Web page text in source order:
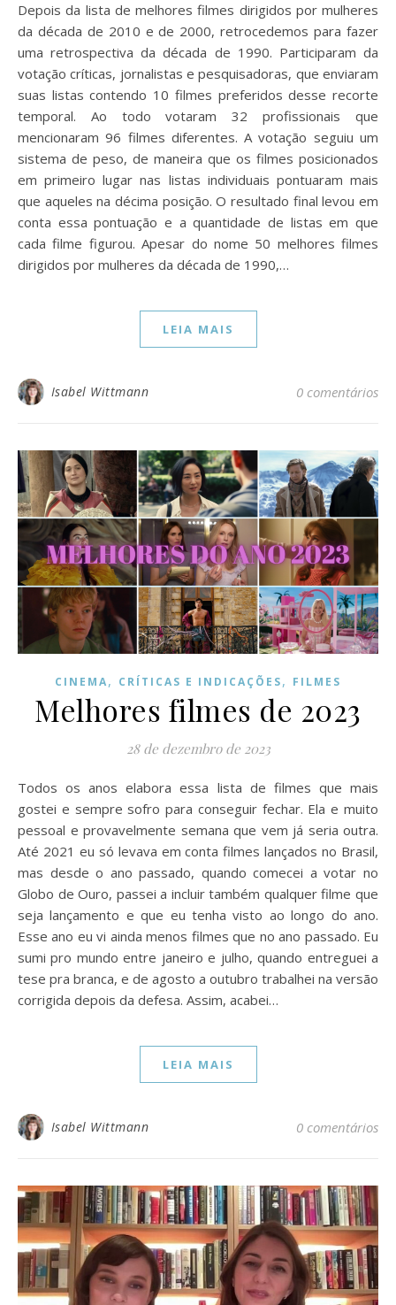
Depois da lista de melhores filmes dirigidos por mulheres
da década de 2010 e de 2000, retrocedemos para fazer
uma retrospectiva da década de 1990. Participaram da
votação críticas, jornalistas e pesquisadoras, que enviaram
suas listas contendo 10 filmes preferidos desse recorte
temporal. Ao todo votaram 32 profissionais que
mencionaram 96 filmes diferentes. A votação seguiu um
sistema de peso, de maneira que os filmes posicionados
em primeiro lugar nas listas individuais pontuaram mais
que aqueles na décima posição. O resultado final levou em
conta essa pontuação e a quantidade de listas em que
cada filme figurou. Apesar do nome 50 melhores filmes
dirigidos por mulheres da década de 1990,…
LEIA MAIS
Isabel Wittmann 0 comentários
CINEMA, CRÍTICAS E INDICAÇÕES, FILMES
Melhores filmes de 2023
28 de dezembro de 2023
Todos os anos elabora essa lista de filmes que mais
gostei e sempre sofro para conseguir fechar. Ela e muito
pessoal e provavelmente semana que vem já seria outra.
Até 2021 eu só levava em conta filmes lançados no Brasil,
mas desde o ano passado, quando comecei a votar no
Globo de Ouro, passei a incluir também qualquer filme que
seja lançamento e que eu tenha visto ao longo do ano.
Esse ano eu vi ainda menos filmes que no ano passado. Eu
sumi pro mundo entre janeiro e julho, quando entreguei a
tese pra branca, e de agosto a outubro trabalhei na versão
corrigida depois da defesa. Assim, acabei…
LEIA MAIS
Isabel Wittmann 0 comentários